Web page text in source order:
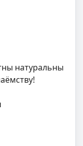
натуральны